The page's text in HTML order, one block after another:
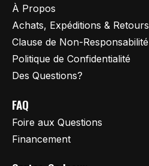
À Propos
Achats, Expéditions & Retours
Clause de Non-Responsabilité
Politique de Confidentialité
Des Questions?
FAQ
Foire aux Questions
Financement